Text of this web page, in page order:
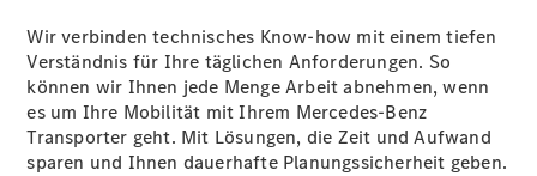
Ansprechpartner
finden
Probefahrt
vereinbaren
Beratung
vereinbaren
Wir verbinden technisches Know-how mit einem tiefen
Verständnis für Ihre täglichen Anforderungen. So
können wir Ihnen jede Menge Arbeit abnehmen, wenn
es um Ihre Mobilität mit Ihrem Mercedes-Benz
Transporter geht. Mit Lösungen, die Zeit und Aufwand
sparen und Ihnen dauerhafte Planungssicherheit geben.